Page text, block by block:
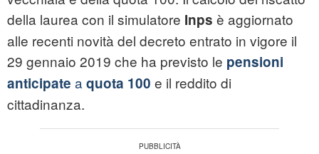
della laurea con il simulatore Inps è aggiornato
alle recenti novità del decreto entrato in vigore il
29 gennaio 2019 che ha previsto le pensioni
anticipate a quota 100 e il reddito di
cittadinanza.